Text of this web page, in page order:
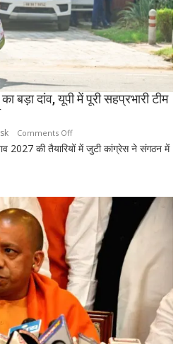
RLD
से
दिया
इस्तीफा
बड़ा दांव, यूपी में पूरी सहप्रभारी टीम
Comments Offon
मिशन
लिए
कांग्रेस
का
बड़ा
दांव,
यूपी
में
पूरी
सहप्रभारी
टीम
2027 की तैयारियों में जुटी कांग्रेस ने संगठन में